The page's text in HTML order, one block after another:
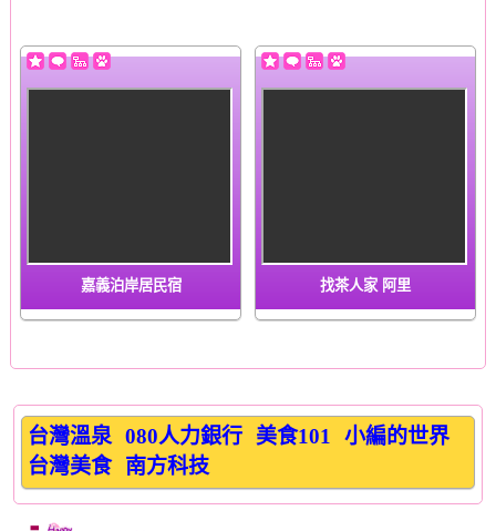
嘉義泊岸居民宿 找茶人家 阿里
台灣溫泉 080人力銀行 美食101
小編的世界
台灣美食
南方科技